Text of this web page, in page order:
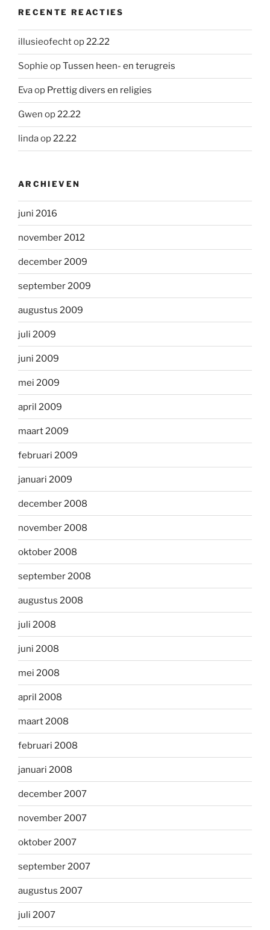
RECENTE REACTIES
illusieofechtop22.22
Sophie opTussen heen- en terugreis
Evaop Prettig divers en religies
Gwen op22.22
lindaop22.22
ARCHIEVEN
juni 2016
november 2012
december 2009
september 2009
augustus 2009
juli 2009
juni 2009
mei 2009
april 2009
maart 2009
februari 2009
januari 2009
december 2008
november 2008
oktober 2008
september 2008
augustus 2008
juli 2008
juni 2008
mei 2008
april 2008
maart 2008
februari 2008
januari 2008
december 2007
november 2007
oktober 2007
september 2007
augustus 2007
juli 2007